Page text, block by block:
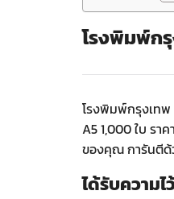
โรงพิมพ์ก
โรงพิมพ์กรุงเท
A5 1,000 ใบ รา
ของคุณ การันตีด้
ได้รับความไ